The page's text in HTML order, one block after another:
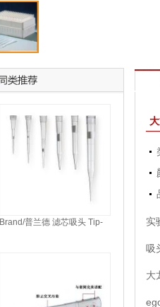
实
吸
大
Brand/普兰德 滤芯吸头 Tip-